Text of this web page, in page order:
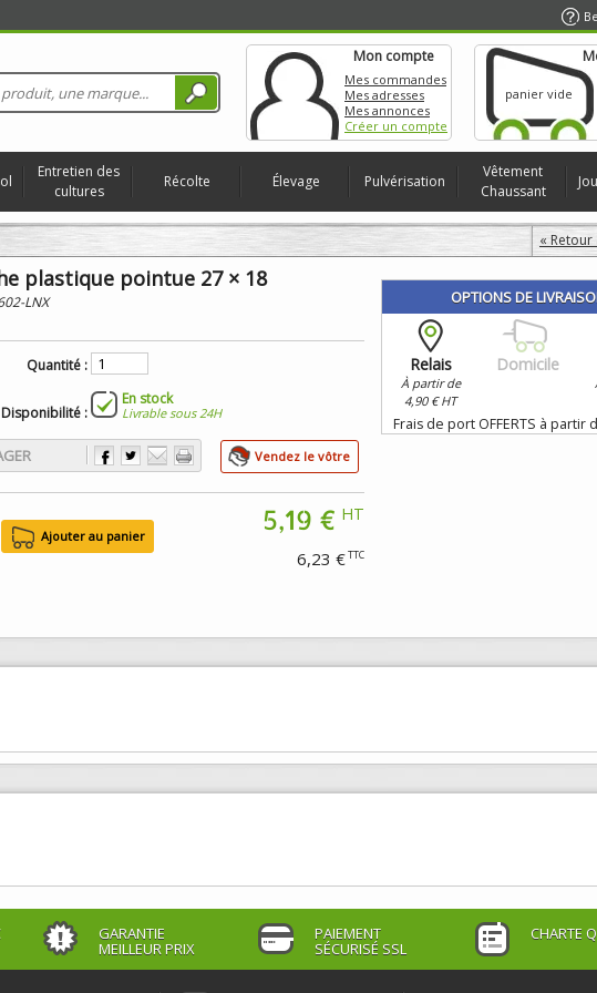
Mon compte
Mes commandes
Mes adresses
Mes annonces
Créer un compte
panier vide
Entretien des
cultures
Récolte Élevage Pulvérisation
Vêtement
Chaussant
« Retour
plastique pointue 27 × 18
LNX
Quantité :
Disponibilité :
En stock
Livrable sous 24H
Vendez le vôtre
5,19 € HT
6,23 €TTC
OPTIONS DE
Relais
À partir de
4,90 € HT
Domicile
Frais de port OFFERTS à partir
GARANTIE
MEILLEUR PRIX
PAIEMENT
SÉCURISÉ SSL
CHARTE